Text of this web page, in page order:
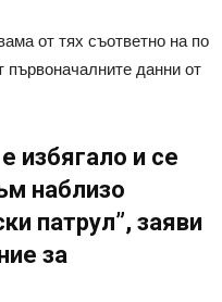
от тях съответно на по
първоначалните данни от
избягало и се
наблизо
патрул”, заяви
за